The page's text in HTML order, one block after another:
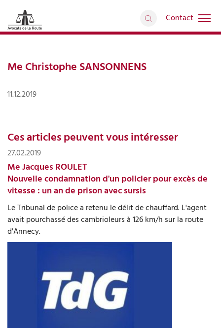
Contact
retour
Me Christophe SANSONNENS
11.12.2019
Ces articles peuvent vous intéresser
27.02.2019
Me Jacques ROULET
Nouvelle condamnation d'un policier pour excès de
vitesse : un an de prison avec sursis
Le Tribunal de police a retenu le délit de chauffard. L'agent
avait pourchassé des cambrioleurs à 126 km/h sur la route
d'Annecy.